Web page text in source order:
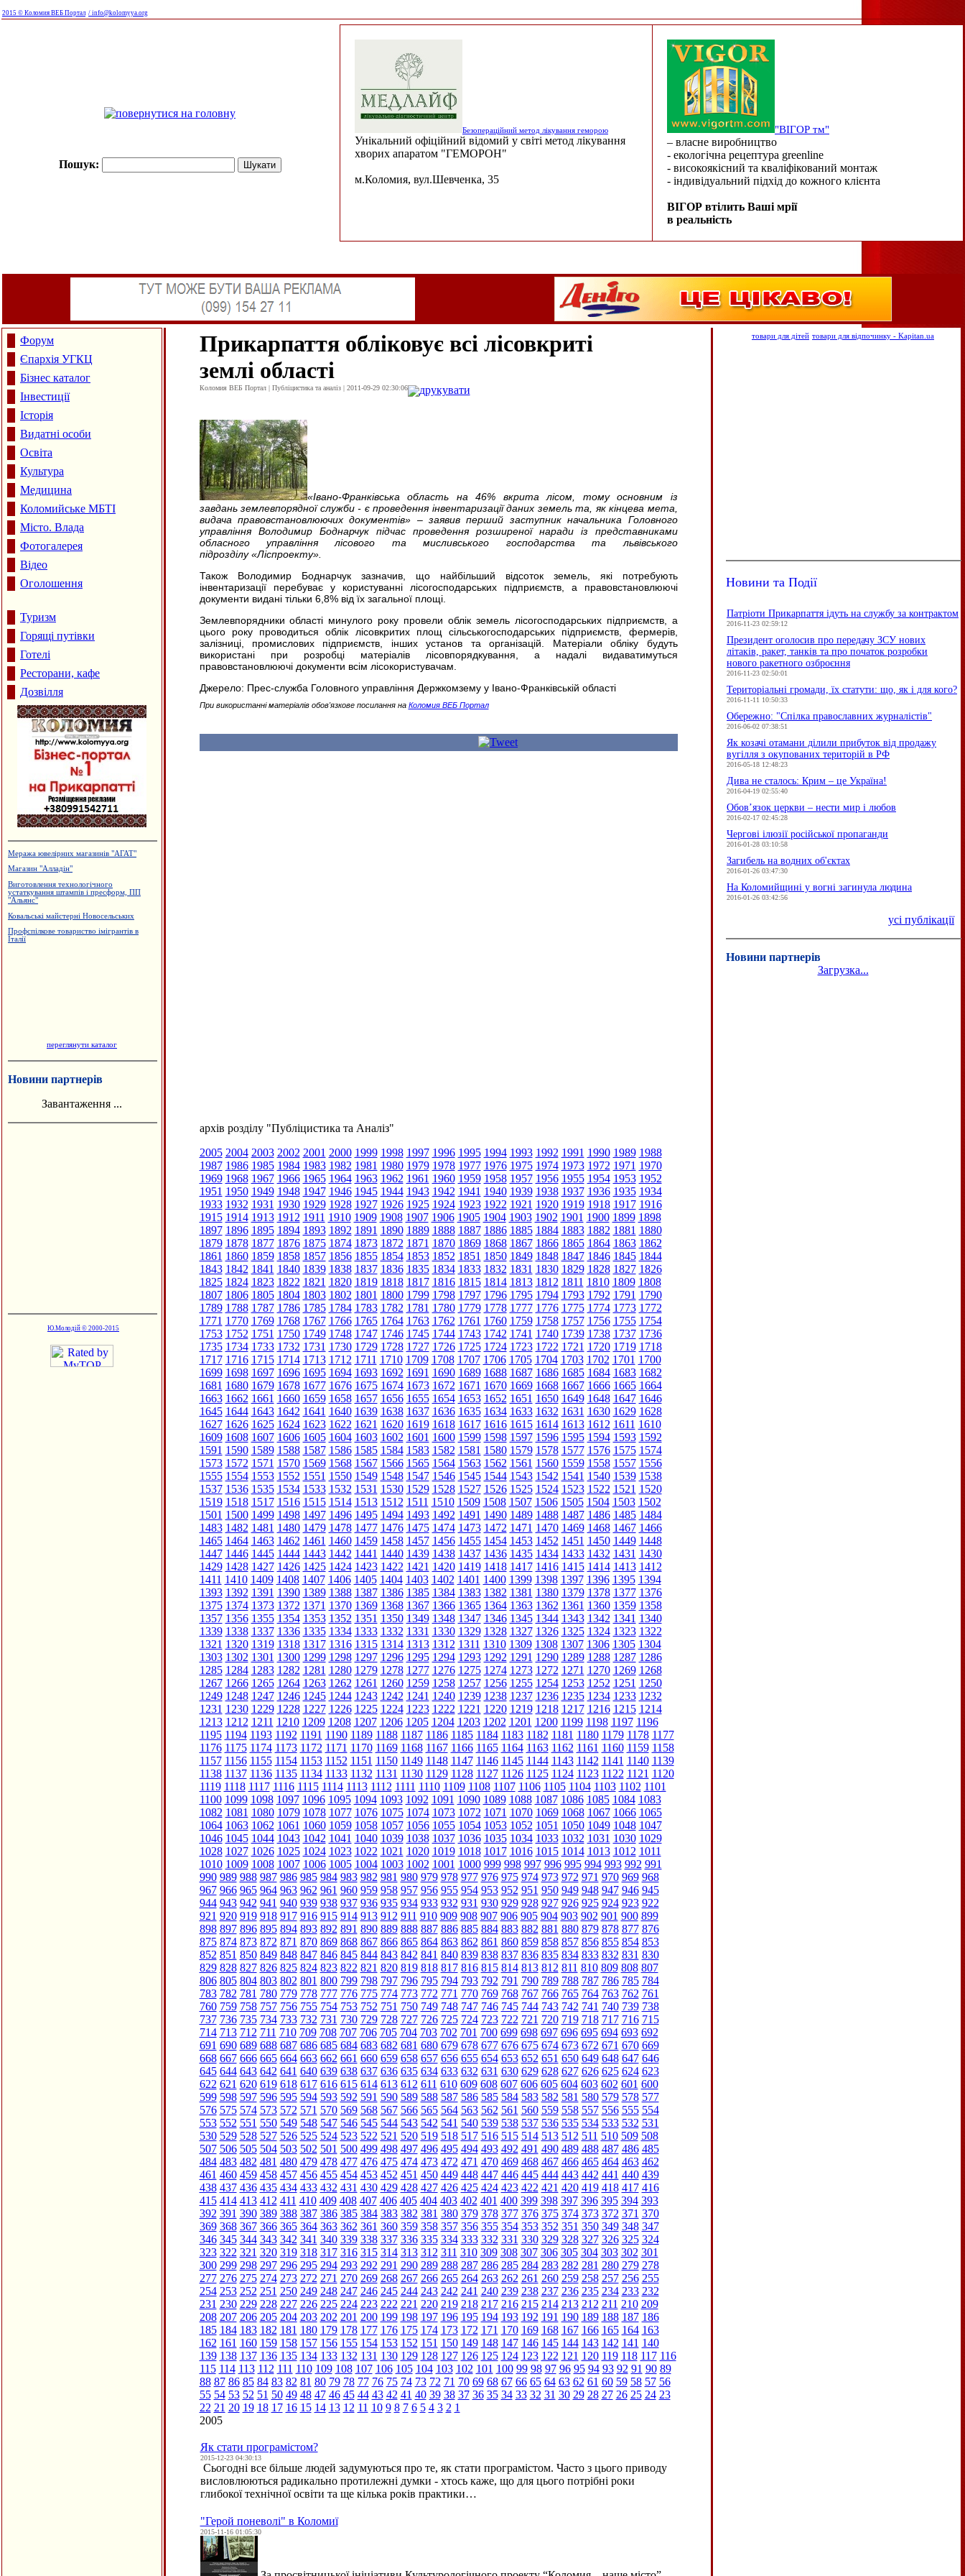
2015 © Коломия ВЕБ Портал / info@kolomyya.org
Пошук:
Безопераційний метод лікування геморою
Унікальний офіційний відомий у світі метод лікування
хворих апаратом "ГЕМОРОН"
м.Коломия, вул.Шевченка, 35
"ВІГОР тм"
– власне виробництво
- екологічна рецептура greenline
- високоякісний та кваліфікований монтаж
- індивідуальний підхід до кожного клієнта
ВІГОР втілить Ваші мрії
в реальність
Форум
Єпархія УГКЦ
Бізнес каталог
Інвестиції
Історія
Видатні особи
Освіта
Культура
Медицина
Коломийське МБТІ
Місто. Влада
Фотогалерея
Відео
Оголошення
Туризм
Горящі путівки
Готелі
Ресторани, кафе
Дозвілля
Меража ювелірних магазинів "АГАТ"
Магазин "Алладін"
Виготовлення технологічного
устаткування штампів і пресформ, ПП
"Альянс"
Ковальські майстерні Новосельських
Профспілкове товариство імігрантів в
Італії
переглянути каталог
Новини партнерів
Завантаження ...
Ю.Молодій © 2000-2015
Прикарпаття обліковує всі лісовкриті
землі області
Коломия ВЕБ Портал | Публіцистика та аналіз | 2011-09-29 02:30:06 друкувати
«Івано-Франківська область на 46% вкрита лісом, тому основним із
завдань землевпорядної служби - є проведення інвентаризації даних земель та, як кінцева мета,
видача правовстановлюючих документів» – заявив перший заступник начальника Головного
управління Володимир Боднарчук підчас проведення розширеної наради із представниками
обласного управління лісового та мисливського господарства та львівського
підрозділу «Ліспроекту».
Також Володимир Боднарчук зазначив, що найбільший відсоток земель, які потребують
інвентаризації перебуває у користуванні лісогосподарських підприємств, а правовстановлюючі
документи видані тільки 6,8% від їх загальної площі.
Землевпорядники області минулого року провели облік земель лісогосподарських підприємств, а
цього року проводиться облік лісовкритих площ сільськогосподарських підприємств, фермерів,
залізниці, промислових підприємств, інших установ та організацій. Матеріали обліку будуть
використані при розробці матеріалів лісовпорядкування, а надалі видаватимуться
правовстановлюючі документи всім лісокористувачам.
Джерело: Прес-служба Головного управління Держкомзему у Івано-Франківській області
При використанні матеріалів обов'язкове посилання на Коломия ВЕБ Портал
архів розділу "Публіцистика та Аналіз"
2005 2004 2003 2002 2001 2000 1999 1998 1997 1996 1995 1994 1993 1992 1991 1990 1989 1988
1987 1986 1985 1984 1983 1982 1981 1980 1979 1978 1977 1976 1975 1974 1973 1972 1971 1970
1969 1968 1967 1966 1965 1964 1963 1962 1961 1960 1959 1958 1957 1956 1955 1954 1953 1952
1951 1950 1949 1948 1947 1946 1945 1944 1943 1942 1941 1940 1939 1938 1937 1936 1935 1934
1933 1932 1931 1930 1929 1928 1927 1926 1925 1924 1923 1922 1921 1920 1919 1918 1917 1916
1915 1914 1913 1912 1911 1910 1909 1908 1907 1906 1905 1904 1903 1902 1901 1900 1899 1898
1897 1896 1895 1894 1893 1892 1891 1890 1889 1888 1887 1886 1885 1884 1883 1882 1881 1880
1879 1878 1877 1876 1875 1874 1873 1872 1871 1870 1869 1868 1867 1866 1865 1864 1863 1862
1861 1860 1859 1858 1857 1856 1855 1854 1853 1852 1851 1850 1849 1848 1847 1846 1845 1844
1843 1842 1841 1840 1839 1838 1837 1836 1835 1834 1833 1832 1831 1830 1829 1828 1827 1826
1825 1824 1823 1822 1821 1820 1819 1818 1817 1816 1815 1814 1813 1812 1811 1810 1809 1808
1807 1806 1805 1804 1803 1802 1801 1800 1799 1798 1797 1796 1795 1794 1793 1792 1791 1790
1789 1788 1787 1786 1785 1784 1783 1782 1781 1780 1779 1778 1777 1776 1775 1774 1773 1772
1771 1770 1769 1768 1767 1766 1765 1764 1763 1762 1761 1760 1759 1758 1757 1756 1755 1754
1753 1752 1751 1750 1749 1748 1747 1746 1745 1744 1743 1742 1741 1740 1739 1738 1737 1736
1735 1734 1733 1732 1731 1730 1729 1728 1727 1726 1725 1724 1723 1722 1721 1720 1719 1718
1717 1716 1715 1714 1713 1712 1711 1710 1709 1708 1707 1706 1705 1704 1703 1702 1701 1700
1699 1698 1697 1696 1695 1694 1693 1692 1691 1690 1689 1688 1687 1686 1685 1684 1683 1682
1681 1680 1679 1678 1677 1676 1675 1674 1673 1672 1671 1670 1669 1668 1667 1666 1665 1664
1663 1662 1661 1660 1659 1658 1657 1656 1655 1654 1653 1652 1651 1650 1649 1648 1647 1646
1645 1644 1643 1642 1641 1640 1639 1638 1637 1636 1635 1634 1633 1632 1631 1630 1629 1628
1627 1626 1625 1624 1623 1622 1621 1620 1619 1618 1617 1616 1615 1614 1613 1612 1611 1610
1609 1608 1607 1606 1605 1604 1603 1602 1601 1600 1599 1598 1597 1596 1595 1594 1593 1592
1591 1590 1589 1588 1587 1586 1585 1584 1583 1582 1581 1580 1579 1578 1577 1576 1575 1574
1573 1572 1571 1570 1569 1568 1567 1566 1565 1564 1563 1562 1561 1560 1559 1558 1557 1556
1555 1554 1553 1552 1551 1550 1549 1548 1547 1546 1545 1544 1543 1542 1541 1540 1539 1538
1537 1536 1535 1534 1533 1532 1531 1530 1529 1528 1527 1526 1525 1524 1523 1522 1521 1520
1519 1518 1517 1516 1515 1514 1513 1512 1511 1510 1509 1508 1507 1506 1505 1504 1503 1502
1501 1500 1499 1498 1497 1496 1495 1494 1493 1492 1491 1490 1489 1488 1487 1486 1485 1484
1483 1482 1481 1480 1479 1478 1477 1476 1475 1474 1473 1472 1471 1470 1469 1468 1467 1466
1465 1464 1463 1462 1461 1460 1459 1458 1457 1456 1455 1454 1453 1452 1451 1450 1449 1448
1447 1446 1445 1444 1443 1442 1441 1440 1439 1438 1437 1436 1435 1434 1433 1432 1431 1430
1429 1428 1427 1426 1425 1424 1423 1422 1421 1420 1419 1418 1417 1416 1415 1414 1413 1412
1411 1410 1409 1408 1407 1406 1405 1404 1403 1402 1401 1400 1399 1398 1397 1396 1395 1394
1393 1392 1391 1390 1389 1388 1387 1386 1385 1384 1383 1382 1381 1380 1379 1378 1377 1376
1375 1374 1373 1372 1371 1370 1369 1368 1367 1366 1365 1364 1363 1362 1361 1360 1359 1358
1357 1356 1355 1354 1353 1352 1351 1350 1349 1348 1347 1346 1345 1344 1343 1342 1341 1340
1339 1338 1337 1336 1335 1334 1333 1332 1331 1330 1329 1328 1327 1326 1325 1324 1323 1322
1321 1320 1319 1318 1317 1316 1315 1314 1313 1312 1311 1310 1309 1308 1307 1306 1305 1304
1303 1302 1301 1300 1299 1298 1297 1296 1295 1294 1293 1292 1291 1290 1289 1288 1287 1286
1285 1284 1283 1282 1281 1280 1279 1278 1277 1276 1275 1274 1273 1272 1271 1270 1269 1268
1267 1266 1265 1264 1263 1262 1261 1260 1259 1258 1257 1256 1255 1254 1253 1252 1251 1250
1249 1248 1247 1246 1245 1244 1243 1242 1241 1240 1239 1238 1237 1236 1235 1234 1233 1232
1231 1230 1229 1228 1227 1226 1225 1224 1223 1222 1221 1220 1219 1218 1217 1216 1215 1214
1213 1212 1211 1210 1209 1208 1207 1206 1205 1204 1203 1202 1201 1200 1199 1198 1197 1196
1195 1194 1193 1192 1191 1190 1189 1188 1187 1186 1185 1184 1183 1182 1181 1180 1179 1178 1177
1176 1175 1174 1173 1172 1171 1170 1169 1168 1167 1166 1165 1164 1163 1162 1161 1160 1159 1158
1157 1156 1155 1154 1153 1152 1151 1150 1149 1148 1147 1146 1145 1144 1143 1142 1141 1140 1139
1138 1137 1136 1135 1134 1133 1132 1131 1130 1129 1128 1127 1126 1125 1124 1123 1122 1121 1120
1119 1118 1117 1116 1115 1114 1113 1112 1111 1110 1109 1108 1107 1106 1105 1104 1103 1102 1101
1100 1099 1098 1097 1096 1095 1094 1093 1092 1091 1090 1089 1088 1087 1086 1085 1084 1083
1082 1081 1080 1079 1078 1077 1076 1075 1074 1073 1072 1071 1070 1069 1068 1067 1066 1065
1064 1063 1062 1061 1060 1059 1058 1057 1056 1055 1054 1053 1052 1051 1050 1049 1048 1047
1046 1045 1044 1043 1042 1041 1040 1039 1038 1037 1036 1035 1034 1033 1032 1031 1030 1029
1028 1027 1026 1025 1024 1023 1022 1021 1020 1019 1018 1017 1016 1015 1014 1013 1012 1011
1010 1009 1008 1007 1006 1005 1004 1003 1002 1001 1000 999 998 997 996 995 994 993 992 991
990 989 988 987 986 985 984 983 982 981 980 979 978 977 976 975 974 973 972 971 970 969 968
967 966 965 964 963 962 961 960 959 958 957 956 955 954 953 952 951 950 949 948 947 946 945
944 943 942 941 940 939 938 937 936 935 934 933 932 931 930 929 928 927 926 925 924 923 922
921 920 919 918 917 916 915 914 913 912 911 910 909 908 907 906 905 904 903 902 901 900 899
898 897 896 895 894 893 892 891 890 889 888 887 886 885 884 883 882 881 880 879 878 877 876
875 874 873 872 871 870 869 868 867 866 865 864 863 862 861 860 859 858 857 856 855 854 853
852 851 850 849 848 847 846 845 844 843 842 841 840 839 838 837 836 835 834 833 832 831 830
829 828 827 826 825 824 823 822 821 820 819 818 817 816 815 814 813 812 811 810 809 808 807
806 805 804 803 802 801 800 799 798 797 796 795 794 793 792 791 790 789 788 787 786 785 784
783 782 781 780 779 778 777 776 775 774 773 772 771 770 769 768 767 766 765 764 763 762 761
760 759 758 757 756 755 754 753 752 751 750 749 748 747 746 745 744 743 742 741 740 739 738
737 736 735 734 733 732 731 730 729 728 727 726 725 724 723 722 721 720 719 718 717 716 715
714 713 712 711 710 709 708 707 706 705 704 703 702 701 700 699 698 697 696 695 694 693 692
691 690 689 688 687 686 685 684 683 682 681 680 679 678 677 676 675 674 673 672 671 670 669
668 667 666 665 664 663 662 661 660 659 658 657 656 655 654 653 652 651 650 649 648 647 646
645 644 643 642 641 640 639 638 637 636 635 634 633 632 631 630 629 628 627 626 625 624 623
622 621 620 619 618 617 616 615 614 613 612 611 610 609 608 607 606 605 604 603 602 601 600
599 598 597 596 595 594 593 592 591 590 589 588 587 586 585 584 583 582 581 580 579 578 577
576 575 574 573 572 571 570 569 568 567 566 565 564 563 562 561 560 559 558 557 556 555 554
553 552 551 550 549 548 547 546 545 544 543 542 541 540 539 538 537 536 535 534 533 532 531
530 529 528 527 526 525 524 523 522 521 520 519 518 517 516 515 514 513 512 511 510 509 508
507 506 505 504 503 502 501 500 499 498 497 496 495 494 493 492 491 490 489 488 487 486 485
484 483 482 481 480 479 478 477 476 475 474 473 472 471 470 469 468 467 466 465 464 463 462
461 460 459 458 457 456 455 454 453 452 451 450 449 448 447 446 445 444 443 442 441 440 439
438 437 436 435 434 433 432 431 430 429 428 427 426 425 424 423 422 421 420 419 418 417 416
415 414 413 412 411 410 409 408 407 406 405 404 403 402 401 400 399 398 397 396 395 394 393
392 391 390 389 388 387 386 385 384 383 382 381 380 379 378 377 376 375 374 373 372 371 370
369 368 367 366 365 364 363 362 361 360 359 358 357 356 355 354 353 352 351 350 349 348 347
346 345 344 343 342 341 340 339 338 337 336 335 334 333 332 331 330 329 328 327 326 325 324
323 322 321 320 319 318 317 316 315 314 313 312 311 310 309 308 307 306 305 304 303 302 301
300 299 298 297 296 295 294 293 292 291 290 289 288 287 286 285 284 283 282 281 280 279 278
277 276 275 274 273 272 271 270 269 268 267 266 265 264 263 262 261 260 259 258 257 256 255
254 253 252 251 250 249 248 247 246 245 244 243 242 241 240 239 238 237 236 235 234 233 232
231 230 229 228 227 226 225 224 223 222 221 220 219 218 217 216 215 214 213 212 211 210 209
208 207 206 205 204 203 202 201 200 199 198 197 196 195 194 193 192 191 190 189 188 187 186
185 184 183 182 181 180 179 178 177 176 175 174 173 172 171 170 169 168 167 166 165 164 163
162 161 160 159 158 157 156 155 154 153 152 151 150 149 148 147 146 145 144 143 142 141 140
139 138 137 136 135 134 133 132 131 130 129 128 127 126 125 124 123 122 121 120 119 118 117 116
115 114 113 112 111 110 109 108 107 106 105 104 103 102 101 100 99 98 97 96 95 94 93 92 91 90 89
88 87 86 85 84 83 82 81 80 79 78 77 76 75 74 73 72 71 70 69 68 67 66 65 64 63 62 61 60 59 58 57 56
55 54 53 52 51 50 49 48 47 46 45 44 43 42 41 40 39 38 37 36 35 34 33 32 31 30 29 28 27 26 25 24 23
22 21 20 19 18 17 16 15 14 13 12 11 10 9 8 7 6 5 4 3 2 1
2005
Як стати програмістом?
2015-12-23 04:30:13
Сьогодні все більше людей задумуються про те, як стати програмістом. Часто з цього приводу
висловлюються радикально протилежні думки - хтось каже, що для цього потрібні роки
глибокої технічної освіти та ще кілька років практики…
"Герой поневолі" в Коломиї
2015-11-16 01:05:30
товари для дітей товари для відпочинку - Kapitan.ua
Новини та Події
Патріоти Прикарпаття ідуть на службу за контрактом
2016-11-23 02:59:12
Президент оголосив про передачу ЗСУ нових
літаків, ракет, танків та про початок розробки
нового ракетного озброєння
2016-11-23 02:50:01
Територіальні громади, їх статути: що, як і для кого?
2016-11-11 10:50:33
Обережно: "Спілка православних журналістів"
2016-06-02 07:38:51
Як козачі отамани ділили прибуток від продажу
вугілля з окупованих територій в РФ
2016-05-18 12:48:23
Дива не сталось: Крим – це Україна!
2016-04-19 02:55:40
Обов’язок церкви – нести мир і любов
2016-02-17 02:45:28
Чергові ілюзії російської пропаганди
2016-01-28 03:10:58
Загибель на водних об'єктах
2016-01-26 03:47:30
На Коломийщині у вогні загинула людина
2016-01-26 03:42:56
усі публікації
Новини партнерів
Загрузка...